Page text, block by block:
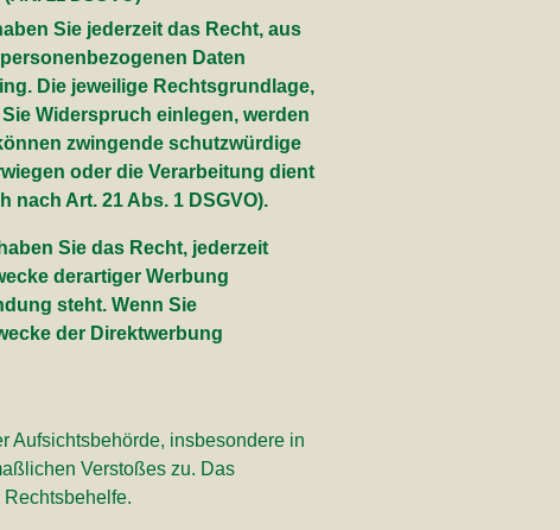
Sie jederzeit das Recht, aus
Daten
Die jeweilige Rechtsgrundlage,
Widerspruch einlegen, werden
zwingende schutzwürdige
oder die Verarbeitung dient
Art. 21 Abs. 1 DSGVO).
Sie das Recht, jederzeit
derartiger Werbung
steht. Wenn Sie
der Direktwerbung
Aufsichtsbehörde, insbesondere in
Verstoßes zu. Das